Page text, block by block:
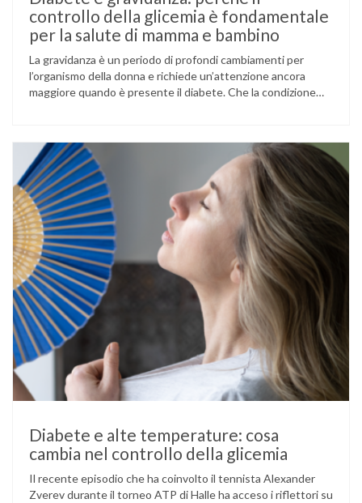
controllo della glicemia è fondamentale
per la salute di mamma e bambino
La gravidanza è un periodo di profondi cambiamenti per
l’organismo della donna e richiede un’attenzione ancora
maggiore quando è presente il diabete. Che la condizione
volta durante la gestazione (diabete gestazionale),
mantenere …
Diabete e alte temperature: cosa
cambia nel controllo della glicemia
Il recente episodio che ha coinvolto il tennista Alexander
Zverev durante il torneo ATP di Halle ha acceso i riflettori su